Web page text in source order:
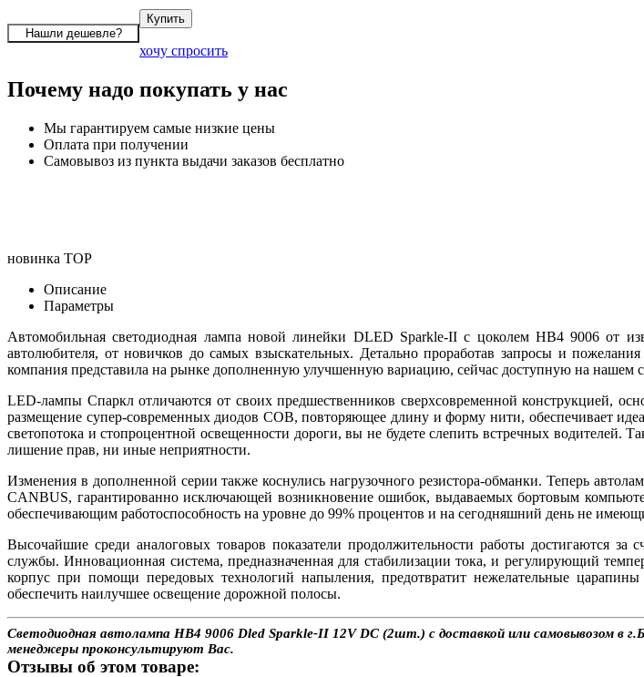
хочу спросить
Почему надо покупать у нас
Мы гарантируем самые низкие цены
Оплата при получении
Самовывоз из пункта выдачи заказов бесплатно
новинка TOP
Описание
Параметры
Автомобильная светодиодная лампа новой линейки DLED Sparkle-II с цоколем HB4 9006 от
автолюбителя, от новичков до самых взыскательных. Детально проработав запросы и
компания представила на рынке дополненную улучшенную вариацию, сейчас доступную на нашем
LED-лампы Спаркл отличаются от своих предшественников сверхсовременной конструкцией,
размещение супер-современных диодов COB, повторяющее длину и форму нити, обеспечивает
светопотока и стопроцентной освещенности дороги, вы не будете слепить встречных
лишение прав, ни иные неприятности.
Изменения в дополненной серии также коснулись нагрузочного резистора-обманки. Теперь
CANBUS, гарантированно исключающей возникновение ошибок, выдаваемых бортовым
обеспечивающим работоспособность на уровне до 99% процентов и на сегодняшний день не
Высочайшие среди аналоговых товаров показатели продолжительности работы достигаются
службы. Инновационная система, предназначенная для стабилизации тока, и регулирующий
корпус при помощи передовых технологий напыления, предотвратит нежелательные
обеспечить наилучшее освещение дорожной полосы.
Светодиодная автолампа HB4 9006 Dled Sparkle-II 12V DC (2шт.) с доставкой или самовывозом в
менеджеры проконсультируют Вас.
Отзывы об этом товаре: